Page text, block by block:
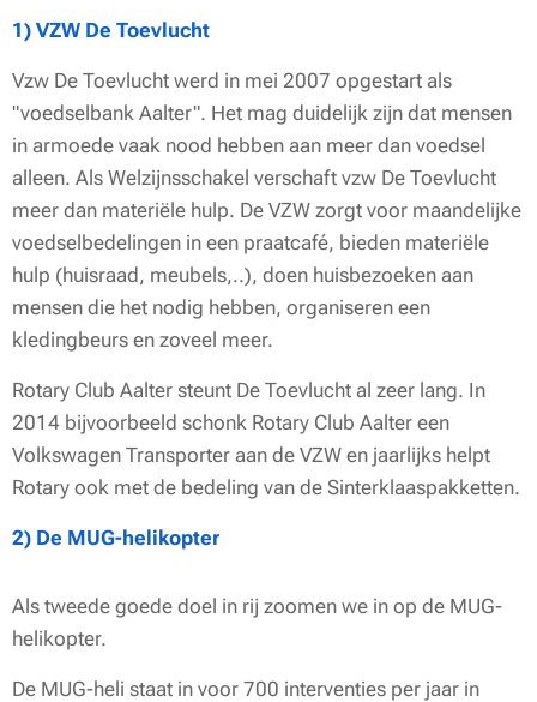
1) VZW De Toevlucht
Vzw De Toevlucht werd in mei 2007 opgestart als
"voedselbank Aalter". Het mag duidelijk zijn dat mensen
in armoede vaak nood hebben aan meer dan voedsel
alleen. Als Welzijnsschakel verschaft vzw De Toevlucht
meer dan materiële hulp. De VZW zorgt voor maandelijke
voedselbedelingen in een praatcafé, bieden materiële
hulp (huisraad, meubels,..), doen huisbezoeken aan
mensen die het nodig hebben, organiseren een
kledingbeurs en zoveel meer.
Rotary Club Aalter steunt De Toevlucht al zeer lang. In
2014 bijvoorbeeld schonk Rotary Club Aalter een
Volkswagen Transporter aan de VZW en jaarlijks helpt
Rotary ook met de bedeling van de Sinterklaaspakketten.
2) De MUG-helikopter
Als tweede goede doel in rij zoomen we in op de MUG-
helikopter.
De MUG-heli staat in voor 700 interventies per jaar in